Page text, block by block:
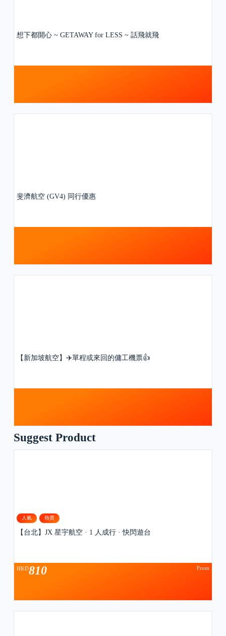
想下都開心 ~ GETAWAY for LESS ~ 話飛就飛
斐濟航空 (GV4) 同行優惠
【新加坡航空】✈️單程或來回的傭工機票👍
Suggest Product
人氣 熱賣
【台北】JX 星宇航空 · 1 人成行 · 快閃遊台
From
HKD810